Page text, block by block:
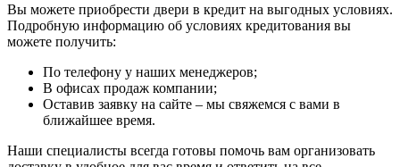
Вы можете приобрести двери в кредит на выгодных условиях.
Подробную информацию об условиях кредитования вы
можете получить:
По телефону у наших менеджеров;
В офисах продаж компании;
Оставив заявку на сайте – мы свяжемся с вами в
ближайшее время.
Наши специалисты всегда готовы помочь вам организовать